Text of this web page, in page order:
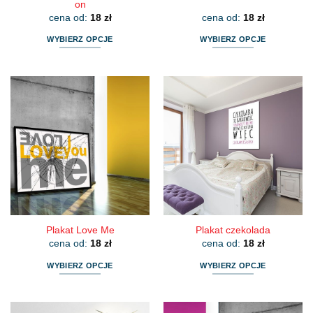
on
cena od: 18 zł
WYBIERZ OPCJE
ma
wiele
wariantów.
Opcje
można
wybrać
na
stronie
produktu
cena od: 18 zł
WYBIERZ OPCJE
wiele
wariantów.
Opcje
można
wybrać
na
stronie
produktu
Plakat Love Me
cena od: 18 zł
WYBIERZ OPCJE
Plakat czekolada
cena od: 18 zł
WYBIERZ OPCJE